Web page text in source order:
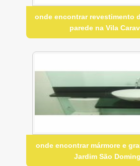
onde encontrar revestimento
parede na Vila
onde encontrar mármore e
Jardim São